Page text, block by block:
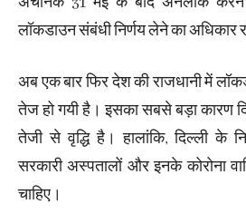
लॉकडाउन संबंधी निर्णय लेने का अधिकार
अब एक बार फिर देश की राजधानी में
तेज हो गयी है। इसका सबसे बड़ा कारण
तेजी से वृद्धि है। हालांकि, दिल्ली के
सरकारी अस्पतालों और इनके कोरोना
चाहिए।